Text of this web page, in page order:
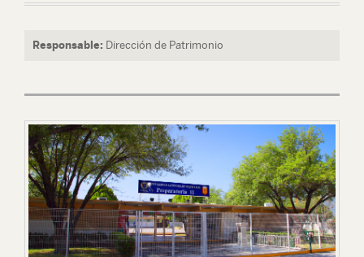
Responsable: Dirección de Patrimonio